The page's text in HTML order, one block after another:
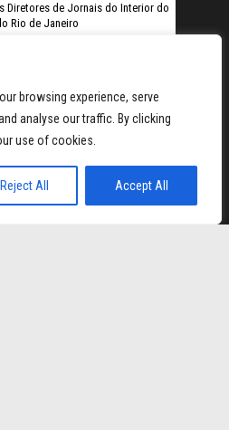
browsing experience, serve
analyse our traffic. By clicking
use of cookies.
Reject All Accept All
Diretores de Jornais do Interior do
Rio de Janeiro